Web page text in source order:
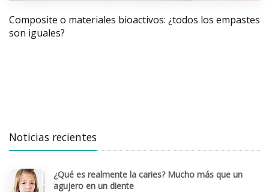
Composite o materiales bioactivos: ¿todos los empastes
son iguales?
Noticias recientes
¿Qué es realmente la caries? Mucho más que un
agujero en un diente